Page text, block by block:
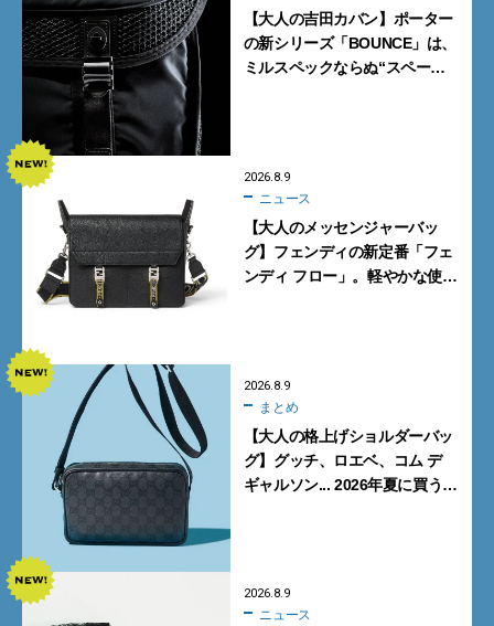
【大人の吉田カバン】ポーター
の新シリーズ「BOUNCE」は、
ミルスペックならぬ“スペース
2026.8.9
ニュース
【大人のメッセンジャーバッ
グ】フェンディの新定番「フェ
ンディ フロー」。軽やかな使い
2026.8.9
まとめ
【大人の格上げショルダーバッ
グ】グッチ、ロエベ、コム デ
ギャルソン... 2026年夏に買うべ
2026.8.9
ニュース